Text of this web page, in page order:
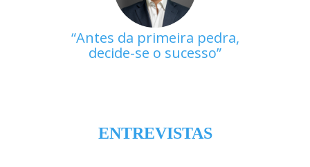
Antes da primeira pedra,
decide-se o sucesso
ENTREVISTAS